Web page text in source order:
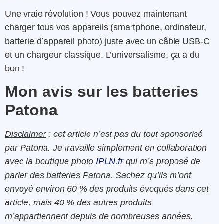
Une vraie révolution ! Vous pouvez maintenant
charger tous vos appareils (smartphone, ordinateur,
batterie d’appareil photo) juste avec un câble USB-C
et un chargeur classique. L’universalisme, ça a du
bon !
Mon avis sur les batteries
Patona
Disclaimer: cet article n’est pas du tout sponsorisé
par Patona. Je travaille simplement en collaboration
avec la boutique photo IPLN.frqui m’a proposé de
parler des batteries Patona. Sachez qu’ils m’ont
envoyé environ 60 % des produits évoqués dans cet
article, mais 40 % des autres produits
m’appartiennent depuis de nombreuses années.